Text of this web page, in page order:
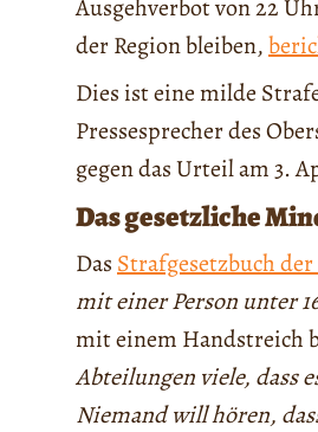
Ausgehverbot von 22
der Region bleiben,
Dies ist eine milde
Pressesprecher des
gegen das Urteil am 3.
Das gesetzliche
Das Strafgesetzbuch
mit einer Person unter
mit einem Handstreich
Abteilungen viele, dass
Niemand will hören,